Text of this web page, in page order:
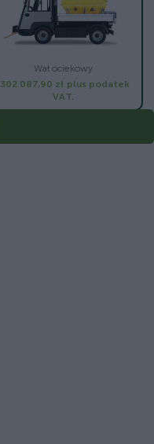
Wał ociekowy
302 087,90 zł plus podatek
VAT.